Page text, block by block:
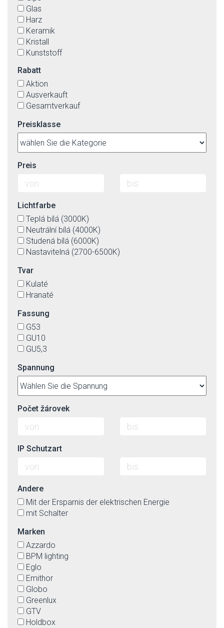
Glas
Harz
Keramik
Kristall
Kunststoff
Metall
Polycarbonat
Rattan
Stahl
Textil
Textil(Imit.)-äußerlich, die innenseite von Kunstoff
Rabatt
Aktion
Ausverkauft
Gesamtverkauf
Preisklasse
Preis
Lichtfarbe
Teplá bílá (3000K)
Neutrální bílá (4000K)
Studená bílá (6000K)
Nastavitelná (2700-6500K)
Tvar
Kulaté
Hranaté
Fassung
G53
GU10
GU5,3
Spannung
Počet žárovek
IP Schutzart
Andere
Mit der Ersparnis der elektrischen Energie
mit Schalter
Marken
Azzardo
BPM lighting
Eglo
Emithor
Globo
Greenlux
GTV
Holdbox